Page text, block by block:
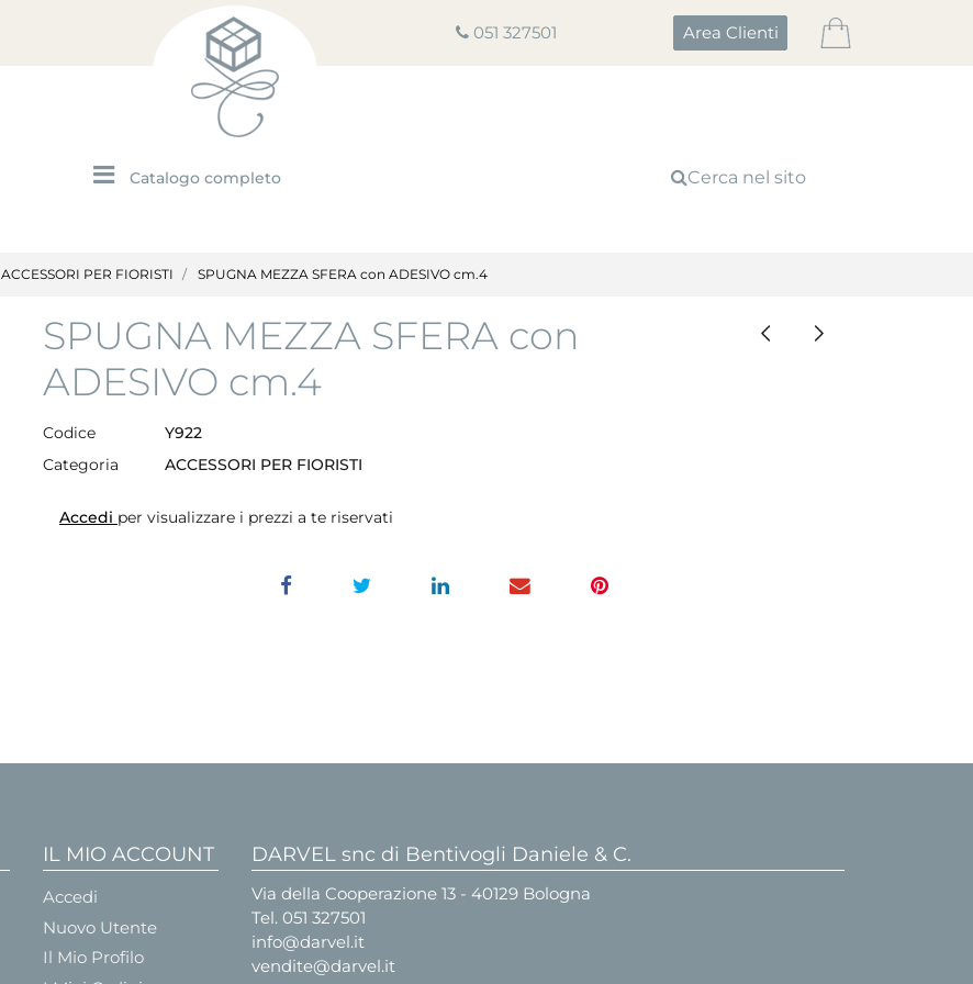
051 327501 Area Clienti
Open menu Cerca nel sito
ACCESSORI PER FIORISTI SPUGNA MEZZA SFERA con ADESIVO cm.4
SPUGNA MEZZA SFERA con
ADESIVO cm.4
Codice
Y922
Categoria
ACCESSORI PER FIORISTI
Accedi per visualizzare i prezzi a te riservati
IL MIO ACCOUNT
Accedi
Nuovo Utente
Il Mio Profilo
DARVEL snc di Bentivogli Daniele & C.
Via della Cooperazione 13 - 40129 Bologna
Tel. 051 327501
info@darvel.it
vendite@darvel.it